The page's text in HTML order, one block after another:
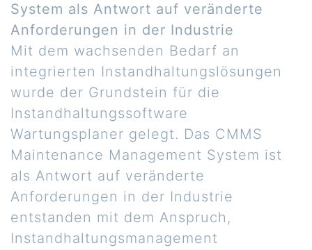
System als Antwort auf veränderte
Anforderungen in der Industrie
Mit dem wachsenden Bedarf an
integrierten Instandhaltungslösungen
wurde der Grundstein für die
Instandhaltungssoftware
Wartungsplaner gelegt. Das CMMS
Maintenance Management System ist
als Antwort auf veränderte
Anforderungen in der Industrie
entstanden mit dem Anspruch,
Instandhaltungsmanagement